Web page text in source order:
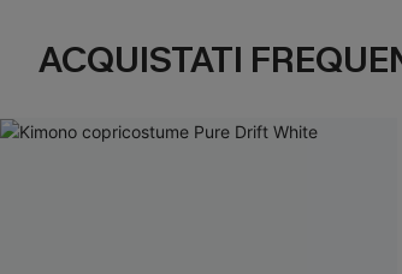
ACQUISTATI